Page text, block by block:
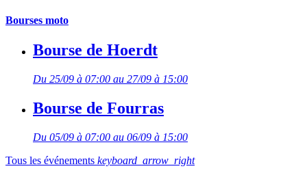
Bourses moto
Bourse de Hoerdt
Du 25/09 à 07:00 au 27/09 à 15:00
Bourse de Fourras
Du 05/09 à 07:00 au 06/09 à 15:00
Tous les événements keyboard_arrow_right